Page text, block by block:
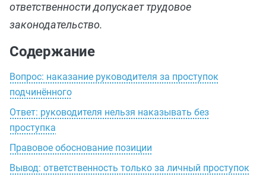
ответственности допускает трудовое
законодательство.
Содержание
Вопрос: наказание руководителя за проступок
подчинённого
Ответ: руководителя нельзя наказывать без
проступка
Правовое обоснование позиции
Вывод: ответственность только за личный проступок